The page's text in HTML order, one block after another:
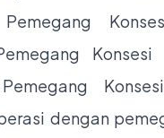
Konsesi
dengan